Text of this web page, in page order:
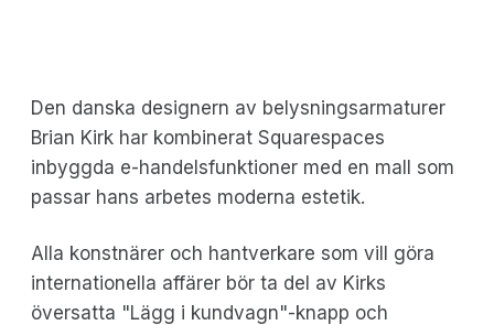
Den danska designern av belysningsarmaturer
Brian Kirk har kombinerat Squarespaces
inbyggda e-handelsfunktioner med en mall som
passar hans arbetes moderna estetik.
Alla konstnärer och hantverkare som vill göra
internationella affärer bör ta del av Kirks
översatta "Lägg i kundvagn"-knapp och